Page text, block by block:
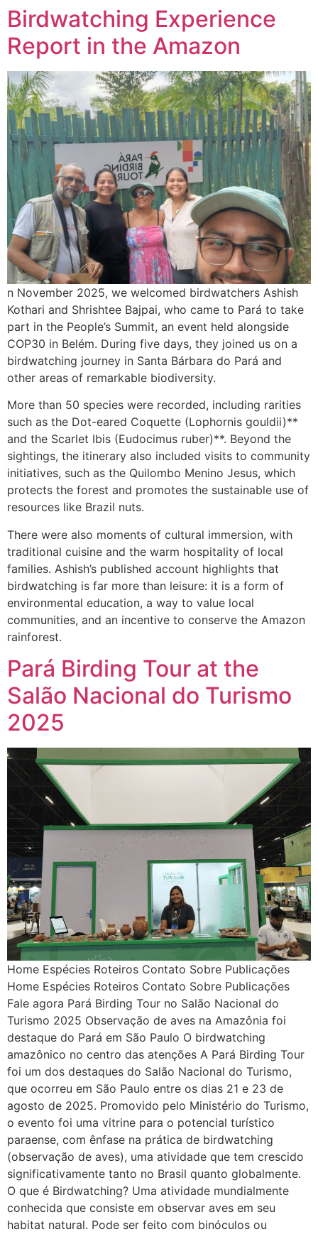
Birdwatching Experience
Report in the Amazon
n November 2025, we welcomed birdwatchers Ashish
Kothari and Shrishtee Bajpai, who came to Pará to take
part in the People’s Summit, an event held alongside
COP30 in Belém. During five days, they joined us on a
birdwatching journey in Santa Bárbara do Pará and
other areas of remarkable biodiversity.
More than 50 species were recorded, including rarities
such as the Dot-eared Coquette (Lophornis gouldii)**
and the Scarlet Ibis (Eudocimus ruber)**. Beyond the
sightings, the itinerary also included visits to community
initiatives, such as the Quilombo Menino Jesus, which
protects the forest and promotes the sustainable use of
resources like Brazil nuts.
There were also moments of cultural immersion, with
traditional cuisine and the warm hospitality of local
families. Ashish’s published account highlights that
birdwatching is far more than leisure: it is a form of
environmental education, a way to value local
communities, and an incentive to conserve the Amazon
rainforest.
Pará Birding Tour at the
Salão Nacional do Turismo
2025
Home Espécies Roteiros Contato Sobre Publicações
Home Espécies Roteiros Contato Sobre Publicações
Fale agora Pará Birding Tour no Salão Nacional do
Turismo 2025 Observação de aves na Amazônia foi
destaque do Pará em São Paulo O birdwatching
amazônico no centro das atenções A Pará Birding Tour
foi um dos destaques do Salão Nacional do Turismo,
que ocorreu em São Paulo entre os dias 21 e 23 de
agosto de 2025. Promovido pelo Ministério do Turismo,
o evento foi uma vitrine para o potencial turístico
paraense, com ênfase na prática de birdwatching
(observação de aves), uma atividade que tem crescido
significativamente tanto no Brasil quanto globalmente.
O que é Birdwatching? Uma atividade mundialmente
conhecida que consiste em observar aves em seu
habitat natural. Pode ser feito com binóculos ou